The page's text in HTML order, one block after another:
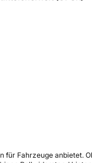
Fahrzeuge anbietet.